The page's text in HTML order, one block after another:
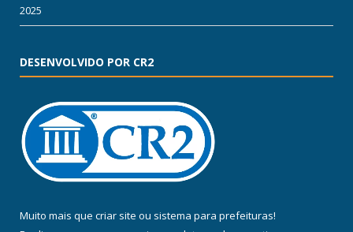
2025
DESENVOLVIDO POR CR2
Muito mais que criar site ou sistema para prefeituras!